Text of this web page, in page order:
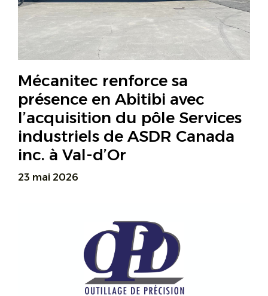
Mécanitec renforce sa
présence en Abitibi avec
l’acquisition du pôle Services
industriels de ASDR Canada
inc. à Val-d’Or
23 mai 2026